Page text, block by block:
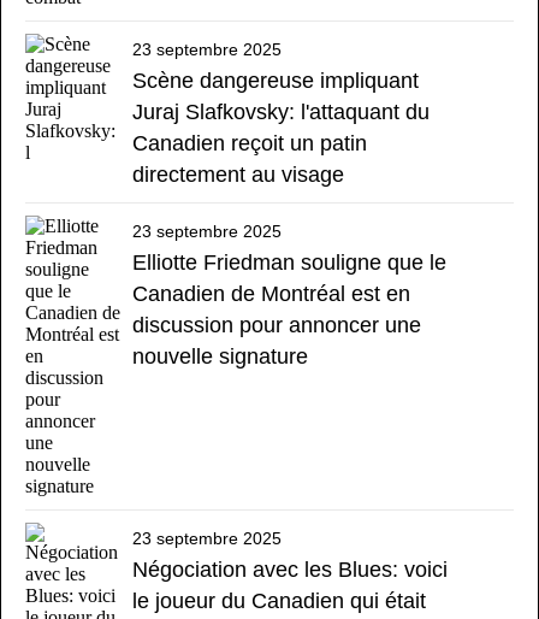
23 septembre 2025
Scène dangereuse impliquant
Juraj Slafkovsky: l'attaquant du
Canadien reçoit un patin
directement au visage
23 septembre 2025
Elliotte Friedman souligne que le
Canadien de Montréal est en
discussion pour annoncer une
nouvelle signature
23 septembre 2025
Négociation avec les Blues: voici
le joueur du Canadien qui était